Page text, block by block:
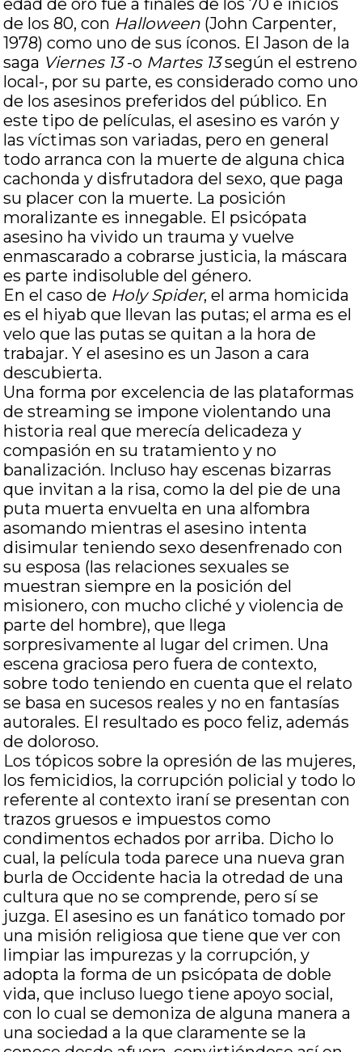
edad de oro fue a finales de los 70 e inicios
de los 80, con Halloween (John Carpenter,
1978) como uno de sus íconos. El Jason de la
saga Viernes 13-o Martes 13según el estreno
local-, por su parte, es considerado como uno
de los asesinos preferidos del público. En
este tipo de películas, el asesino es varón y
las víctimas son variadas, pero en general
todo arranca con la muerte de alguna chica
cachonda y disfrutadora del sexo, que paga
su placer con la muerte. La posición
moralizante es innegable. El psicópata
asesino ha vivido un trauma y vuelve
enmascarado a cobrarse justicia, la máscara
es parte indisoluble del género.
En el caso de Holy Spider, el arma homicida
es el hiyab que llevan las putas; el arma es el
velo que las putas se quitan a la hora de
trabajar. Y el asesino es un Jason a cara
descubierta.
Una forma por excelencia de las plataformas
de streaming se impone violentando una
historia real que merecía delicadeza y
compasión en su tratamiento y no
banalización. Incluso hay escenas bizarras
que invitan a la risa, como la del pie de una
puta muerta envuelta en una alfombra
asomando mientras el asesino intenta
disimular teniendo sexo desenfrenado con
su esposa (las relaciones sexuales se
muestran siempre en la posición del
misionero, con mucho cliché y violencia de
parte del hombre), que llega
sorpresivamente al lugar del crimen. Una
escena graciosa pero fuera de contexto,
sobre todo teniendo en cuenta que el relato
se basa en sucesos reales y no en fantasías
autorales. El resultado es poco feliz, además
de doloroso.
Los tópicos sobre la opresión de las mujeres,
los femicidios, la corrupción policial y todo lo
referente al contexto iraní se presentan con
trazos gruesos e impuestos como
condimentos echados por arriba. Dicho lo
cual, la película toda parece una nueva gran
burla de Occidente hacia la otredad de una
cultura que no se comprende, pero sí se
juzga. El asesino es un fanático tomado por
una misión religiosa que tiene que ver con
limpiar las impurezas y la corrupción, y
adopta la forma de un psicópata de doble
vida, que incluso luego tiene apoyo social,
con lo cual se demoniza de alguna manera a
una sociedad a la que claramente se la